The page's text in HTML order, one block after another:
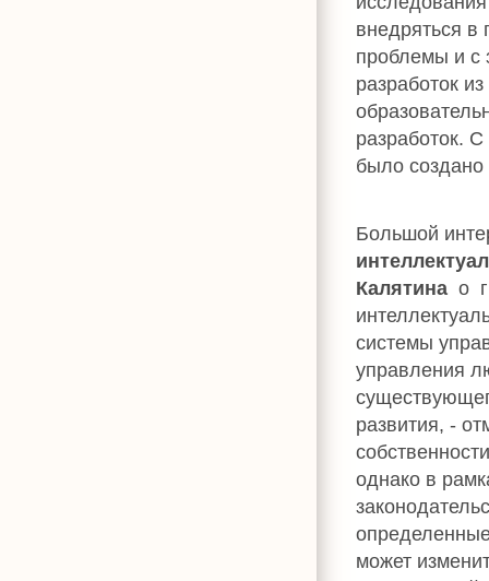
внедряться в
проблемы и с
разработок
разработок.
было создано
Большой
Калятина о
системы
управления
развития, -
однако в
может